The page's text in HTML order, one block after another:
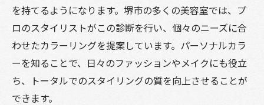
を持てるようになります。堺市の多くの美容室では、プ
ロのスタイリストがこの診断を行い、個々のニーズに合
わせたカラーリングを提案しています。パーソナルカラ
ーを知ることで、日々のファッションやメイクにも役立
ち、トータルでのスタイリングの質を向上させることが
できます。